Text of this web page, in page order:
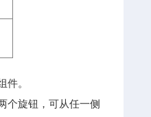
件。
个旋钮，可从任一侧